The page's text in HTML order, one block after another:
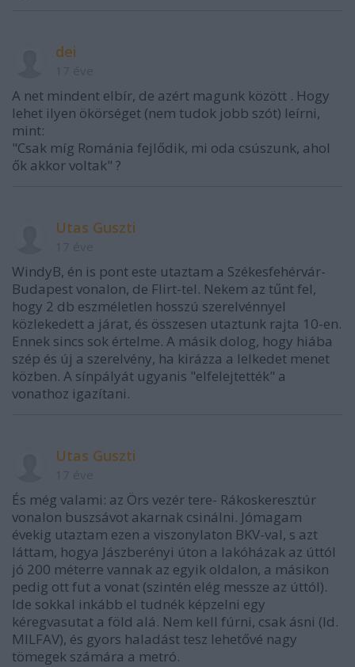
dei
A net mindent elbír, de azért magunk között . Hogy
lehet ilyen ökörséget (nem tudok jobb szót) leírni,
mint:
"Csak míg Románia fejlődik, mi oda csúszunk, ahol
ők akkor voltak" ?
Utas Guszti
WindyB, én is pont este utaztam a Székesfehérvár-
Budapest vonalon, de Flirt-tel. Nekem az tűnt fel,
hogy 2 db eszméletlen hosszú szerelvénnyel
közlekedett a járat, és összesen utaztunk rajta 10-en.
Ennek sincs sok értelme. A másik dolog, hogy hiába
szép és új a szerelvény, ha kirázza a lelkedet menet
közben. A sínpályát ugyanis "elfelejtették" a
vonathoz igazítani.
Utas Guszti
És még valami: az Örs vezér tere- Rákoskeresztúr
vonalon buszsávot akarnak csinálni. Jómagam
évekig utaztam ezen a viszonylaton BKV-val, s azt
láttam, hogya Jászberényi úton a lakóházak az úttól
jó 200 méterre vannak az egyik oldalon, a másikon
pedig ott fut a vonat (szintén elég messze az úttól).
Ide sokkal inkább el tudnék képzelni egy
kéregvasutat a föld alá. Nem kell fúrni, csak ásni (ld.
MILFAV), és gyors haladást tesz lehetővé nagy
tömegek számára a metró.